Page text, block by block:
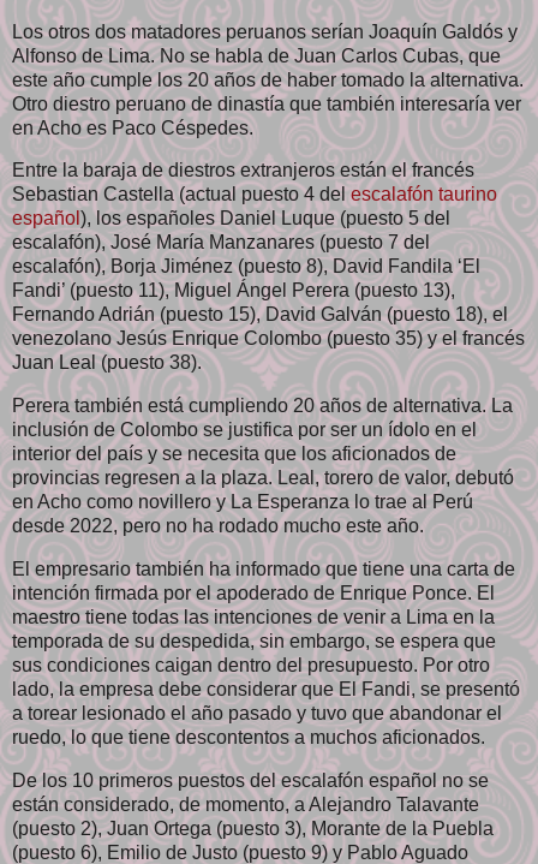
Los otros dos matadores peruanos serían Joaquín Galdós y
Alfonso de Lima. No se habla de Juan Carlos Cubas, que
este año cumple los 20 años de haber tomado la alternativa.
Otro diestro peruano de dinastía que también interesaría ver
en Acho es Paco Céspedes.
Entre la baraja de diestros extranjeros están el francés
Sebastian Castella (actual puesto 4 delescalafón taurino
español ), los españoles Daniel Luque (puesto 5 del
escalafón), José María Manzanares (puesto 7 del
escalafón), Borja Jiménez (puesto 8), David Fandila ‘El
Fandi’ (puesto 11), Miguel Ángel Perera (puesto 13),
Fernando Adrián (puesto 15), David Galván (puesto 18), el
venezolano Jesús Enrique Colombo (puesto 35) y el francés
Juan Leal (puesto 38).
Perera también está cumpliendo 20 años de alternativa. La
inclusión de Colombo se justifica por ser un ídolo en el
interior del país y se necesita que los aficionados de
provincias regresen a la plaza. Leal, torero de valor, debutó
en Acho como novillero y La Esperanza lo trae al Perú
desde 2022, pero no ha rodado mucho este año.
El empresario también ha informado que tiene una carta de
intención firmada por el apoderado de Enrique Ponce. El
maestro tiene todas las intenciones de venir a Lima en la
temporada de su despedida, sin embargo, se espera que
sus condiciones caigan dentro del presupuesto. Por otro
lado, la empresa debe considerar que El Fandi, se presentó
a torear lesionado el año pasado y tuvo que abandonar el
ruedo, lo que tiene descontentos a muchos aficionados.
De los 10 primeros puestos del escalafón español no se
están considerado, de momento, a Alejandro Talavante
(puesto 2), Juan Ortega (puesto 3), Morante de la Puebla
(puesto 6), Emilio de Justo (puesto 9) y Pablo Aguado